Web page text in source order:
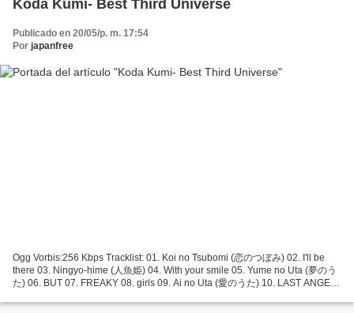
Koda Kumi- Best Third Universe
Publicado en 20/05/p. m. 17:54
Por japanfree
Ogg Vorbis:256 Kbps Tracklist: 01. Koi no Tsubomi (恋のつぼみ) 02. I'll be
there 03. Ningyo-hime (人魚姫) 04. With your smile 05. Yume no Uta (夢のう
た) 06. BUT 07. FREAKY 08. girls 09. Ai no Uta (愛のうた) 10. LAST ANGEL